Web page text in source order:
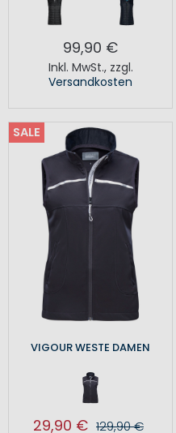
99,90 €
Inkl. MwSt., zzgl.
Versandkosten
SALE
VIGOUR WESTE DAMEN
29,90 € 129,90 €